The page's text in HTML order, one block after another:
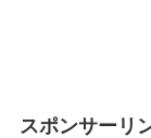
スポンサーリ